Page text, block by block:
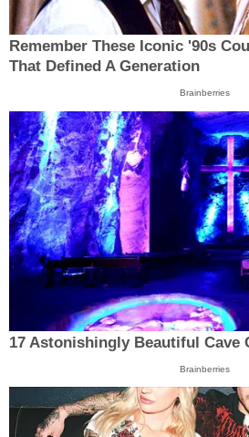
Remember These Iconic '90s
That Defined A Generation
Brainberries
17 Astonishingly Beautiful Cave
Brainberries